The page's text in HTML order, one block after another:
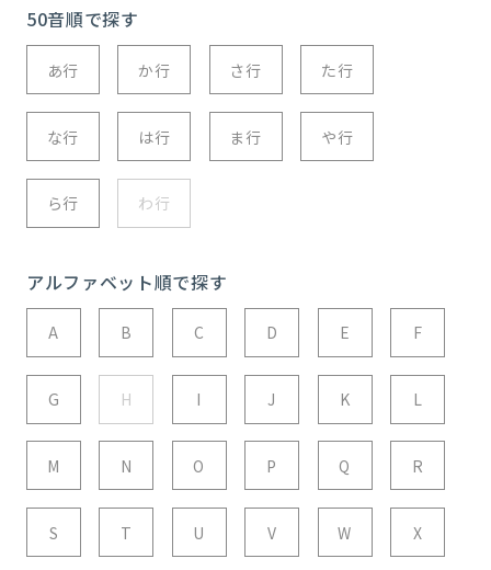
50音順で探す
あ行 か行 さ行 た行
な行 は行 ま行 や行
ら行 わ行
アルファベット順で探す
A B C D E F
G H I J K L
M N O P Q R
S T U V W X